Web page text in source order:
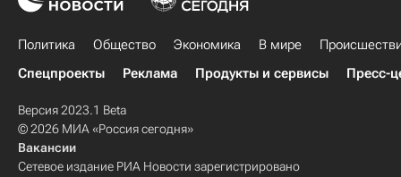
Политика Общество Экономика В мире
Спецпроекты
Реклама Продукты и сервисы Пресс-
Версия 2023.1 Beta
© 2026 МИА «Россия сегодня»
Вакансии
Сетевое издание РИА Новости зарегистрировано